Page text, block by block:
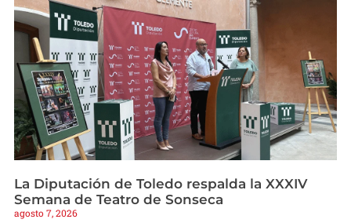
La Diputación de Toledo respalda la XXXIV
Semana de Teatro de Sonseca
agosto 7, 2026